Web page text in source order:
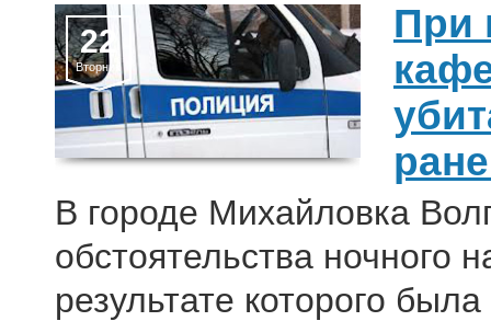
22
Вторник
При
В городе Михайловка
обстоятельства ночного
результате которого